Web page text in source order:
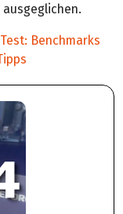
Benchmarks